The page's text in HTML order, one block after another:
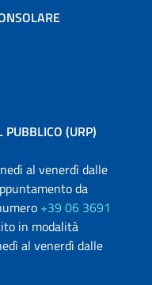
PUBBLICO (URP)
al venerdì dalle
da
+39 06 3691
in modalità
al venerdì dalle